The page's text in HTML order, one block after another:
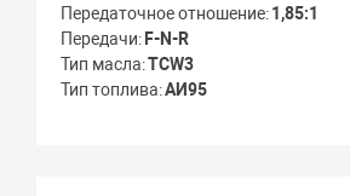
Передаточное отношение 1,85:1
Передачи F-N-R
Тип масла TСW3
Тип топлива АИ95